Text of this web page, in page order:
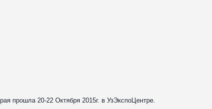
прошла 20-22 Октября 2015г. в УзЭкспоЦентре.